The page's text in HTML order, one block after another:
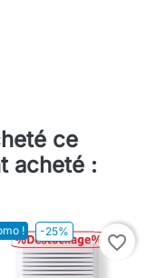
ce
acheté :
! -25%
favorite_border